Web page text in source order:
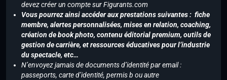
devez créer un compte sur Figurants.com
Vous pourrez ainsi accéder aux prestations suivantes : fiche
membre, alertes personnalisées, mises en relation, coaching,
création de book photo, contenu éditorial premium, outils de
gestion de carrière, et ressources éducatives pour l’industrie
du spectacle, etc…
N’envoyez jamais de documents d’identité par email :
passeports, carte d’identité, permis b ou autre